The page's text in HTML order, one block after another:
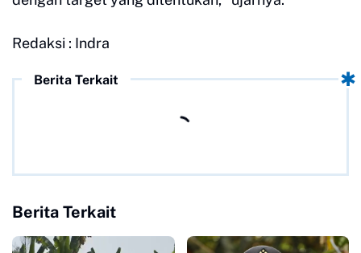
Redaksi : Indra
Berita Terkait
Berita Terkait